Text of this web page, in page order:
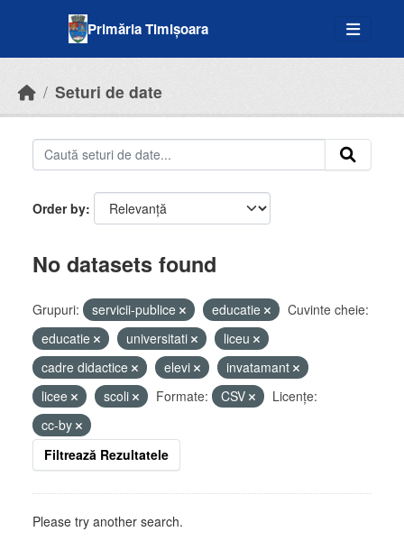
Primăria Timișoara
Seturi de date
Order by
No datasets found
Grupuri: servicii-publice educatie
Cuvinte cheie:
educatie
universitati
liceu
cadre didactice
elevi
invatamant
licee
scoli Formate: CSV
Licenţe:
cc-by
Filtrează Rezultatele
Please try another search.